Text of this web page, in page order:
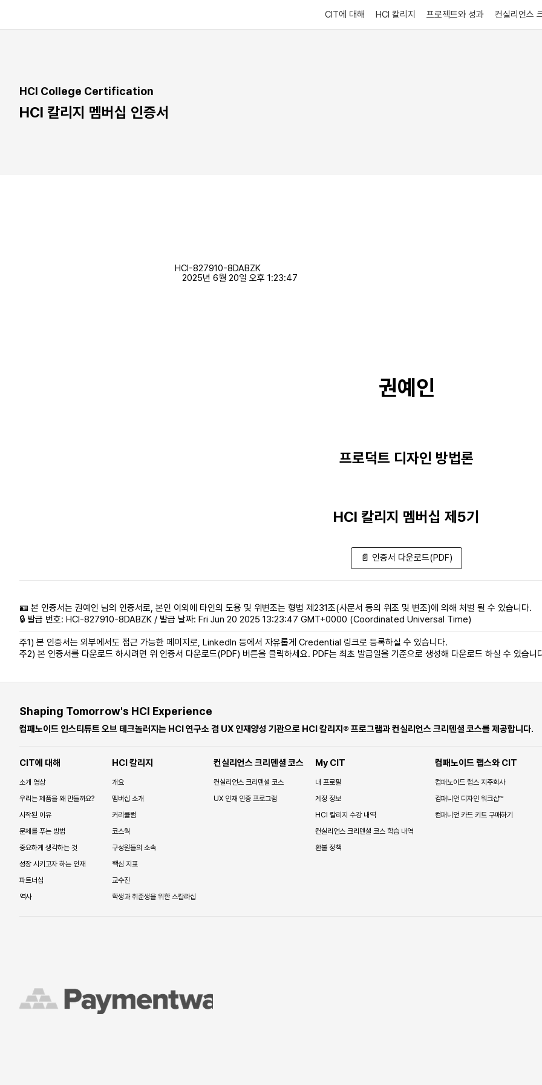
CIT에 대해 HCI 칼리지 프로젝트와 성과 컨실리언스
HCI College Certification
HCI 칼리지 멤버십 인증서
권예인
프로덕트 디자인 방법론
HCI 칼리지 멤버십 제5기
HCI-827910-8DABZK
2025년 6월 20일 오후 1:23:47
📄 인증서 다운로드(PDF)
🪪 본 인증서는 권예인 님의 인증서로, 본인 이외에 타인의 도용 및 위변조는 형법 제231조(사문서 등의 위조 및 변조)에 의해 처벌 될 수 있습니다.
🔒 발급 번호: HCI-827910-8DABZK / 발급 날짜: Fri Jun 20 2025 13:23:47 GMT+0000 (Coordinated Universal Time)
주1) 본 인증서는 외부에서도 접근 가능한 페이지로, LinkedIn 등에서 자유롭게 Credential 링크로 등록하실 수 있습니다.
주2) 본 인증서를 다운로드 하시려면 위 인증서 다운로드(PDF) 버튼을 클릭하세요. PDF는 최초 발급일을 기준으로 생성해 다운로드 하실 수 있습니
Shaping Tomorrow's HCI Experience
컴패노이드 인스티튜트 오브 테크놀러지는 HCI 연구소 겸 UX 인재양성 기관으로 HCI 칼리지® 프로그램과 컨실리언스 크리덴셜 코스를 제공합니다.
CIT에 대해
소개 영상
우리는 제품을 왜 만들까요?
시작된 이유
문제를 푸는 방법
중요하게 생각하는 것
성장 시키고자 하는 인재
파트너십
역사
HCI 칼리지
개요
멤버십 소개
커리큘럼
코스웍
구성원들의 소속
핵심 지표
교수진
학생과 취준생을 위한 스칼라십
컨실리언스 크리덴셜 코스
컨실리언스 크리덴셜 코스
UX 인재 인증 프로그램
My CIT
내 프로필
계정 정보
HCI 칼리지 수강 내역
컨실리언스 크리덴셜 코스 학습 내역
환불 정책
컴패노이드 랩스와 CIT
컴패노이드 랩스 지주회사
컴패니언 디자인 워크샵™
컴패니언 카드 키트 구매하기